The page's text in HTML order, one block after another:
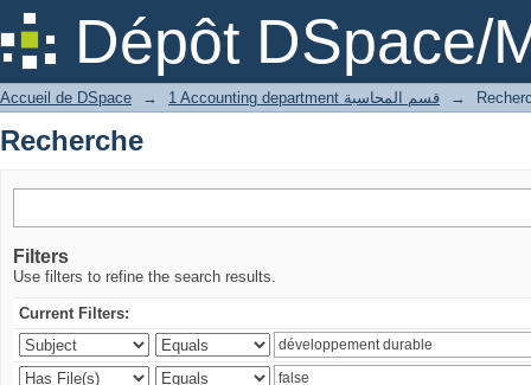
Dépôt DSpace/
Recherche
Accueil de DSpace → 1 Accounting department قسم المحاسبة →
Recherche
Filters
Use filters to refine the search results.
Current Filters: